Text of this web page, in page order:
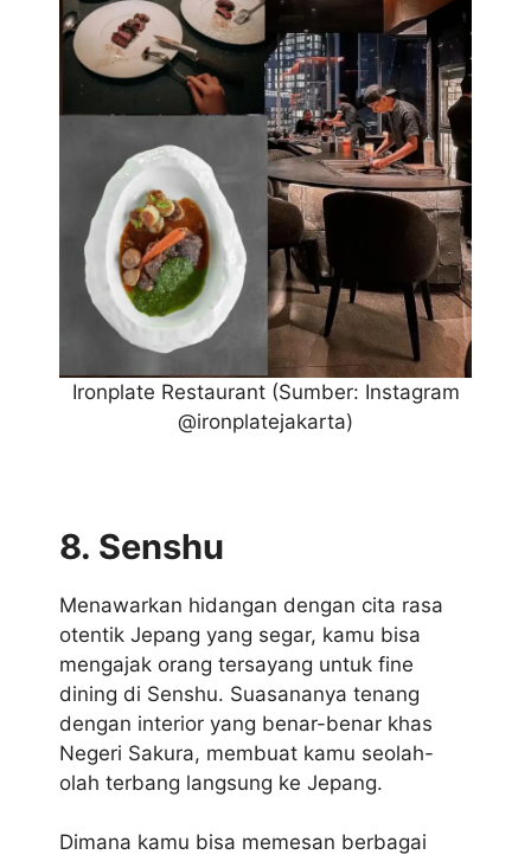
Ironplate Restaurant(Sumber: Instagram
@ironplatejakarta)
8. Senshu
Menawarkan hidangan dengan cita rasa
otentik Jepang yang segar, kamu bisa
mengajak orang tersayang untuk fine
dining di Senshu. Suasananya tenang
dengan interior yang benar-benar khas
Negeri Sakura, membuat kamu seolah-
olah terbang langsung ke Jepang.
Dimana kamu bisa memesan berbagai